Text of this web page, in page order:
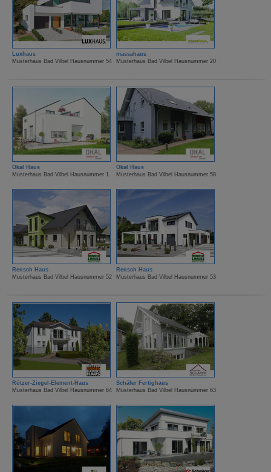
Luxhaus
Musterhaus Bad Vilbel Hausnummer 54
massahaus
Musterhaus Bad Vilbel Hausnummer 20
Okal Haus
Musterhaus Bad Vilbel Hausnummer 1
Okal Haus
Musterhaus Bad Vilbel Hausnummer 58
Rensch Haus
Musterhaus Bad Vilbel Hausnummer 52
Rensch Haus
Musterhaus Bad Vilbel Hausnummer 53
Rötzer-Ziegel-Element-Haus
Musterhaus Bad Vilbel Hausnummer 64
Schäfer Fertighaus
Musterhaus Bad Vilbel Hausnummer 63